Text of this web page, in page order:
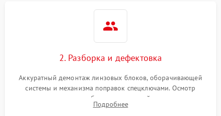
2. Разборка и дефектовка
Аккуратный демонтаж линзовых блоков, оборачивающей
системы и механизма поправок спецключами. Осмотр
внутренних резьбовых соединений, пружин и
уплотнительных колец. Поиск причин люфта, смещения
Подробнее